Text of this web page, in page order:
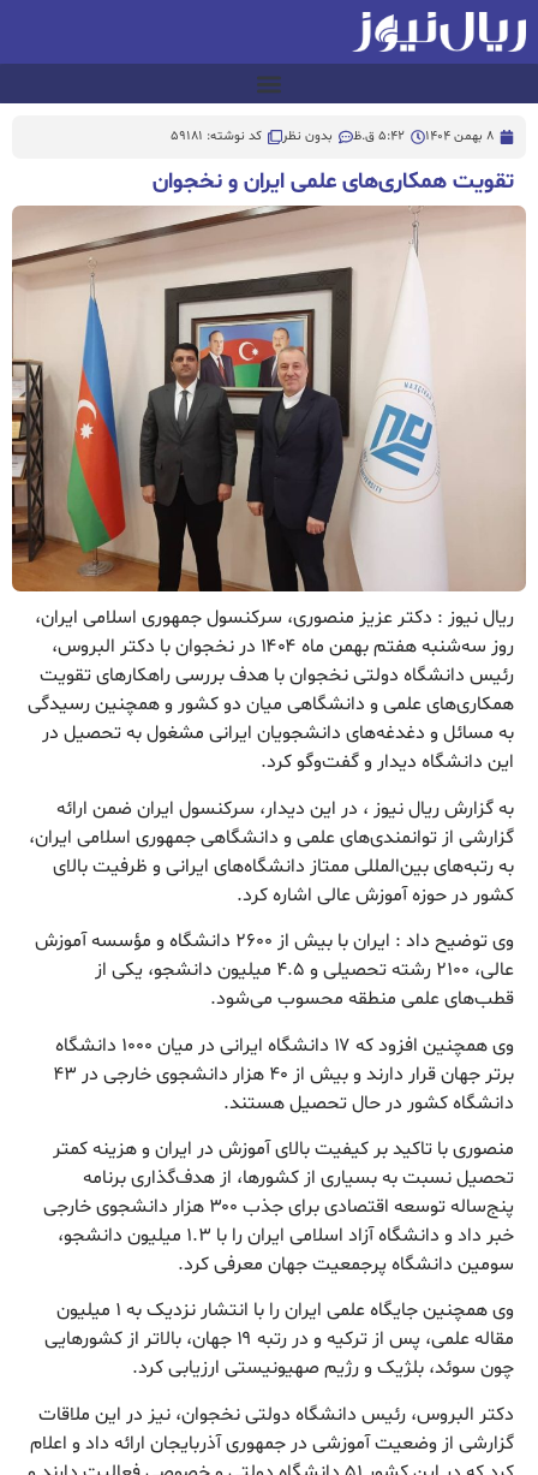
8 بهمن 1404 5:42 ق.ظ بدون نظر کد نوشته: 59181
تقویت همکاری‌های علمی ایران و نخجوان
ریال نیوز : دکتر عزیز منصوری، سرکنسول جمهوری اسلامی ایران،
روز سه‌شنبه هفتم بهمن ماه ۱۴۰۴ در نخجوان با دکتر البروس،
رئیس دانشگاه دولتی نخجوان با هدف بررسی راهکارهای تقویت
همکاری‌های علمی و دانشگاهی میان دو کشور و همچنین رسیدگی
به مسائل و دغدغه‌های دانشجویان ایرانی مشغول به تحصیل در
این دانشگاه دیدار و گفت‌وگو کرد.
به گزارش ریال نیوز ، در این دیدار، سرکنسول ایران ضمن ارائه
گزارشی از توانمندی‌های علمی و دانشگاهی جمهوری اسلامی ایران،
به رتبه‌های بین‌المللی ممتاز دانشگاه‌های ایرانی و ظرفیت بالای
کشور در حوزه آموزش عالی اشاره کرد.
وی توضیح داد : ایران با بیش از ۲۶۰۰ دانشگاه و مؤسسه آموزش
عالی، ۲۱۰۰ رشته تحصیلی و ۴.۵ میلیون دانشجو، یکی از
قطب‌های علمی منطقه محسوب می‌شود.
وی همچنین افزود که ۱۷ دانشگاه ایرانی در میان ۱۰۰۰ دانشگاه
برتر جهان قرار دارند و بیش از ۴۰ هزار دانشجوی خارجی در ۴۳
دانشگاه کشور در حال تحصیل هستند.
منصوری با تاکید بر کیفیت بالای آموزش در ایران و هزینه کمتر
تحصیل نسبت به بسیاری از کشورها، از هدف‌گذاری برنامه
پنج‌ساله توسعه اقتصادی برای جذب ۳۰۰ هزار دانشجوی خارجی
خبر داد و دانشگاه آزاد اسلامی ایران را با ۱.۳ میلیون دانشجو،
سومین دانشگاه پرجمعیت جهان معرفی کرد.
وی همچنین جایگاه علمی ایران را با انتشار نزدیک به ۱ میلیون
مقاله علمی، پس از ترکیه و در رتبه ۱۹ جهان، بالاتر از کشورهایی
چون سوئد، بلژیک و رژیم صهیونیستی ارزیابی کرد.
دکتر البروس، رئیس دانشگاه دولتی نخجوان، نیز در این ملاقات
گزارشی از وضعیت آموزشی در جمهوری آذربایجان ارائه داد و اعلام